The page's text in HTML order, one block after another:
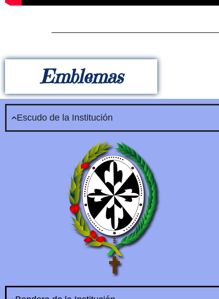
Emblemas
Escudo de la Institución